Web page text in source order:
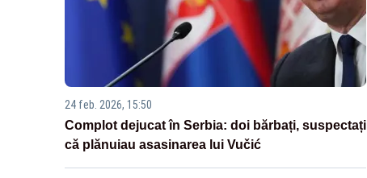
24 feb. 2026, 15:50
Complot dejucat în Serbia: doi bărbați, suspectați
că plănuiau asasinarea lui Vučić